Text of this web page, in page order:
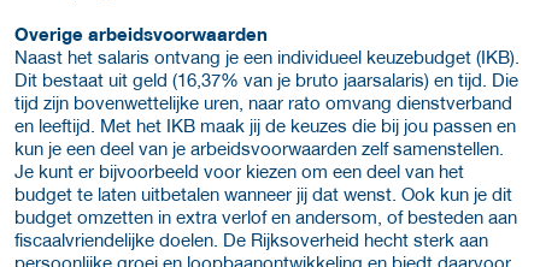
Overige arbeidsvoorwaarden
Naast het salaris ontvang je een individueel keuzebudget (IKB).
Dit bestaat uit geld (16,37% van je bruto jaarsalaris) en tijd. Die
tijd zijn bovenwettelijke uren, naar rato omvang dienstverband
en leeftijd. Met het IKB maak jij de keuzes die bij jou passen en
kun je een deel van je arbeidsvoorwaarden zelf samenstellen.
Je kunt er bijvoorbeeld voor kiezen om een deel van het
budget te laten uitbetalen wanneer jij dat wenst. Ook kun je dit
budget omzetten in extra verlof en andersom, of besteden aan
fiscaalvriendelijke doelen. De Rijksoverheid hecht sterk aan
persoonlijke groei en loopbaanontwikkeling en biedt daarvoor